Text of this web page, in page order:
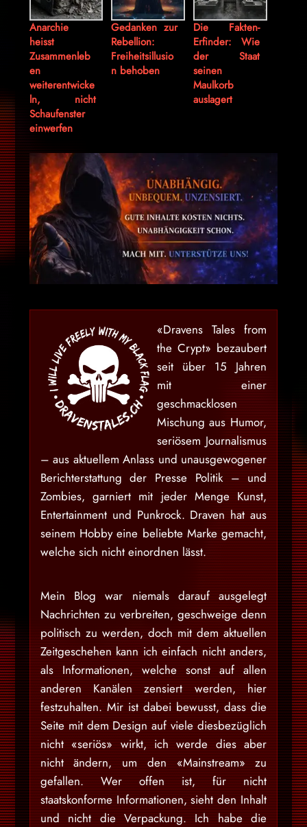
Anarchie
heisst
Zusammenleb
en
weiterentwicke
ln, nicht
Schaufenster
einwerfen
Gedanken zur
Rebellion:
Freiheitsillusio
n behoben
Die Fakten-
Erfinder: Wie
der Staat
seinen
Maulkorb
auslagert
«Dravens Tales from
the Crypt» bezaubert
seit über 15 Jahren
mit einer
geschmacklosen
Mischung aus Humor,
seriösem Journalismus
– aus aktuellem Anlass und unausgewogener
Berichterstattung der Presse Politik – und
Zombies, garniert mit jeder Menge Kunst,
Entertainment und Punkrock. Draven hat aus
seinem Hobby eine beliebte Marke gemacht,
welche sich nicht einordnen lässt.
Mein Blog war niemals darauf ausgelegt
Nachrichten zu verbreiten, geschweige denn
politisch zu werden, doch mit dem aktuellen
Zeitgeschehen kann ich einfach nicht anders,
als Informationen, welche sonst auf allen
anderen Kanälen zensiert werden, hier
festzuhalten. Mir ist dabei bewusst, dass die
Seite mit dem Design auf viele diesbezüglich
nicht «seriös» wirkt, ich werde dies aber
nicht ändern, um den «Mainstream» zu
gefallen. Wer offen ist, für nicht
staatskonforme Informationen, sieht den Inhalt
und nicht die Verpackung. Ich habe die